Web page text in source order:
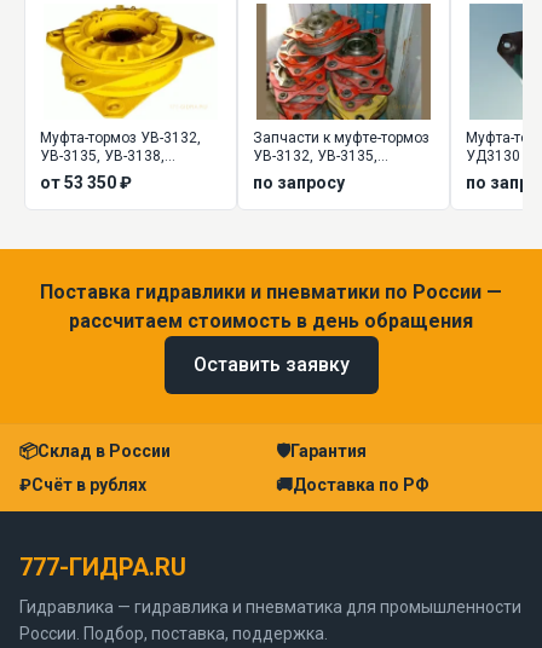
Муфта-тормоз УВ-3132,
УВ-3135, УВ-3138,
УВ-3141, УВ-3144,
УВ-3146
от 53 350 ₽
Запчасти к муфте-тормоз
УВ-3132, УВ-3135,
УВ-3144, УВ-3146
по запросу
Муфта-
УД3130 и
по
Поставка гидравлики и пневматики по России —
рассчитаем стоимость в день обращения
Оставить заявку
📦Склад в России 🛡Гарантия
₽Счёт в рублях 🚚Доставка по РФ
777-ГИДРА.RU
Гидравлика — гидравлика и пневматика для промышленности
России. Подбор, поставка, поддержка.